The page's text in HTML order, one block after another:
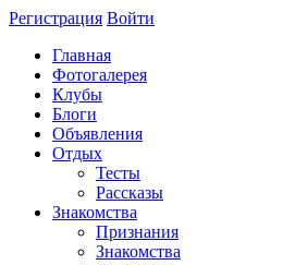
Регистрация Войти
Главная
Фотогалерея
Клубы
Блоги
Объявления
Отдых
Тесты
Рассказы
Знакомства
Признания
Знакомства